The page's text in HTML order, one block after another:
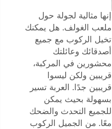
إنها مثالية لجولة حول
ملعب الغولف. هل يمكنك
تخيل الركوب مع جميع
أصدقائك وعائلتك
محشورين في المركبة،
قريبين ولكن ليسوا
قريبين جدًا. العربة تسير
بسهولة بحيث يمكن
للجميع التحدث والضحك
معًا. من الجميل الركوب